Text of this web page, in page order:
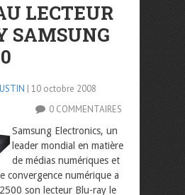
LECTEUR
SAMSUNG
| 10 octobre 2008
0 COMMENTAIRES
Samsung Electronics, un
leader mondial en matière
de médias numériques et
convergence numérique a
son lecteur Blu-ray le